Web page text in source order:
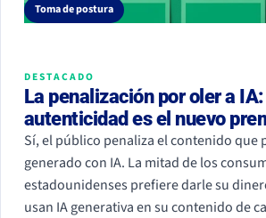
Toma de postura
DESTACADO
La penalización por oler a
autenticidad es el nuevo
Sí, el público penaliza el contenido que
generado con IA. La mitad de los
estadounidenses prefiere darle su
usan IA generativa en su contenido de